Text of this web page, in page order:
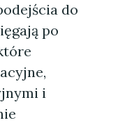
do
po
i